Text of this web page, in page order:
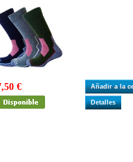
€ Añadir a la
Detalles